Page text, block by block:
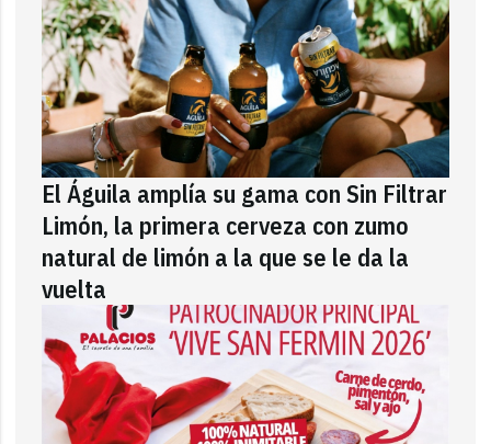
El Águila amplía su gama con Sin Filtrar
Limón, la primera cerveza con zumo
natural de limón a la que se le da la
vuelta